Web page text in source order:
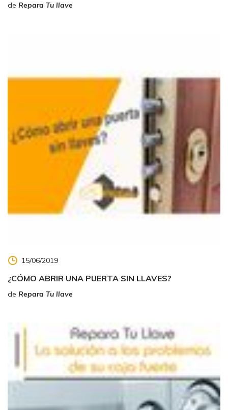
de Repara Tu llave
15/06/2019
¿CÓMO ABRIR UNA PUERTA SIN LLAVES?
de Repara Tu llave